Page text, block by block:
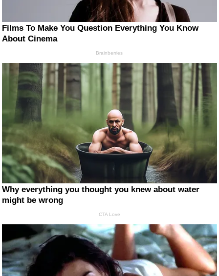
Films To Make You Question Everything You Know
About Cinema
Brainberries
Why everything you thought you knew about water
might be wrong
CTA Love